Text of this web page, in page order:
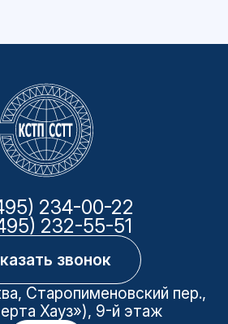
234-00-22
232-55-51
звонок
Старопименовский пер.,
Хауз»), 9-й этаж